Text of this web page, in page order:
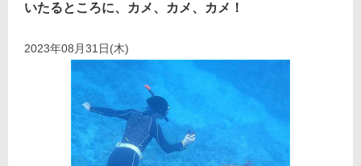
いたるところに、カメ、カメ、カメ！
2023年08月31日(木)